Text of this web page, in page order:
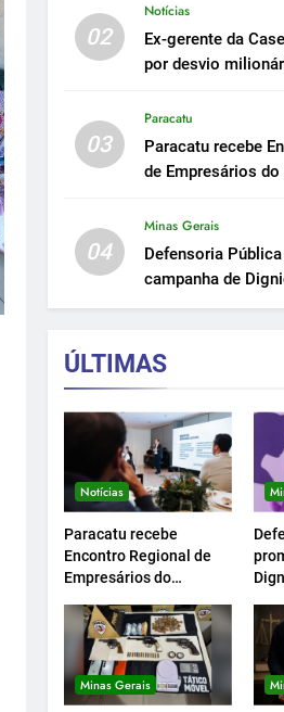
02
Notícias
Ex-gerente da
por desvio
03
Paracatu
Paracatu recebe
de Empresários
04
Minas Gerais
Defensoria
campanha de
em Minas.
ÚLTIMAS
Notícias
Paracatu recebe
Encontro Regional de
Empresários do
Minas Gerais